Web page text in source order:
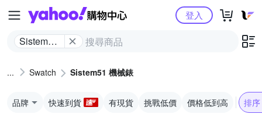
Yahoo購物中心
Sistem51
登入
Swatch Sistem51 機械錶
品牌 快速到貨 有現貨 挑戰低價 價格低到高 排序